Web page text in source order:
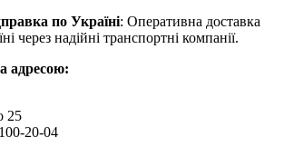
по Україні: Оперативна доставка
через надійні транспортні компанії.
адресою:
25
20-04